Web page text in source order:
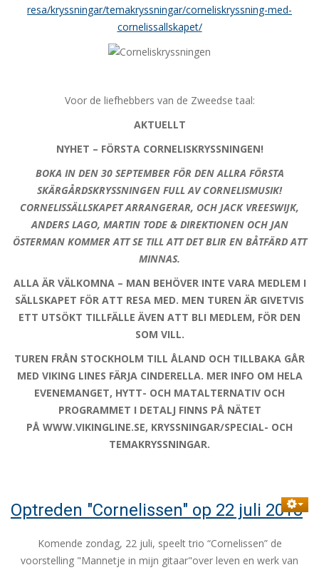
resa/kryssningar/temakryssningar/corneliskryssning-med-
cornelissallskapet/
Voor de liefhebbers van de Zweedse taal:
AKTUELLT
NYHET – FÖRSTA CORNELISKRYSSNINGEN!
BOKA IN DEN 30 SEPTEMBER FÖR DEN ALLRA FÖRSTA
SKÄRGÅRDSKRYSSNINGEN FULL AV CORNELISMUSIK!
CORNELISSÄLLSKAPET ARRANGERAR, OCH JACK VREESWIJK,
ANDERS LAGO, MARTIN TODE & DIREKTIONEN OCH JAN
ÖSTERMAN KOMMER ATT SE TILL ATT DET BLIR EN BÅTFÄRD ATT
MINNAS.
ALLA ÄR VÄLKOMNA – MAN BEHÖVER INTE VARA MEDLEM I
SÄLLSKAPET FÖR ATT RESA MED. MEN TUREN ÄR GIVETVIS
ETT UTSÖKT TILLFÄLLE ÄVEN ATT BLI MEDLEM, FÖR DEN
SOM VILL.
TUREN FRÅN STOCKHOLM TILL ÅLAND OCH TILLBAKA GÅR
MED VIKING LINES FÄRJA CINDERELLA. MER INFO OM HELA
EVENEMANGET, HYTT- OCH MATALTERNATIV OCH
PROGRAMMET I DETALJ FINNS PÅ NÄTET
PÅ WWW.VIKINGLINE.SE, KRYSSNINGAR/SPECIAL- OCH
TEMAKRYSSNINGAR.
Optreden "Cornelissen" op 22 juli 2018
Komende zondag, 22 juli, speelt trio “Cornelissen” de
voorstelling "Mannetje in mijn gitaar"over leven en werk van